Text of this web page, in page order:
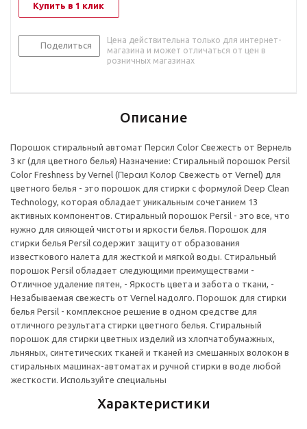
Купить в 1 клик
Поделиться
Цена действительна только для интернет-
магазина и может отличаться от цен в
розничных магазинах
Описание
Порошок стиральный автомат Персил Color Свежесть от Вернель
3 кг (для цветного белья) Назначение: Стиральный порошок Persil
Color Freshness by Vernel (Персил Колор Свежесть от Vernel) для
цветного белья - это порошок для стирки с формулой Deep Clean
Technology, которая обладает уникальным сочетанием 13
активных компонентов. Стиральный порошок Persil - это все, что
нужно для сияющей чистоты и яркости белья. Порошок для
стирки белья Persil содержит защиту от образования
известкового налета для жесткой и мягкой воды. Стиральный
порошок Persil обладает следующими преимуществами -
Отличное удаление пятен, - Яркость цвета и забота о ткани, -
Незабываемая свежесть от Vernel надолго. Порошок для стирки
белья Persil - комплексное решение в одном средстве для
отличного результата стирки цветного белья. Стиральный
порошок для стирки цветных изделий из хлопчатобумажных,
льняных, синтетических тканей и тканей из смешанных волокон в
стиральных машинах-автоматах и ручной стирки в воде любой
жесткости. Используйте специальны
Характеристики